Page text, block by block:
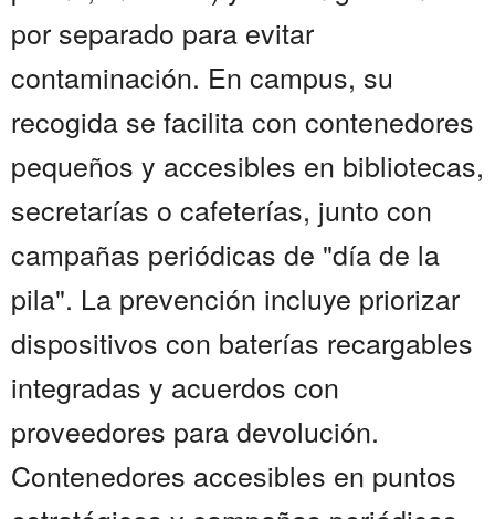
por separado para evitar
contaminación. En campus, su
recogida se facilita con contenedores
pequeños y accesibles en bibliotecas,
secretarías o cafeterías, junto con
campañas periódicas de "día de la
pila". La prevención incluye priorizar
dispositivos con baterías recargables
integradas y acuerdos con
proveedores para devolución.
Contenedores accesibles en puntos